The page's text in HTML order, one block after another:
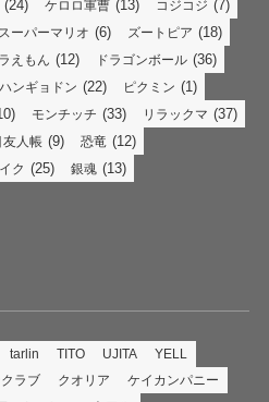
(24) ケロロ軍曹 (13) コジコジ (7)
スーパーマリオ (6) ズートピア (18)
えもん (12) ドラゴンボール (36)
ハンギョドン (22) ピクミン (1)
モンチッチ (33) リラックマ (37)
友人帳 (9) 恐竜 (12)
ク (25) 銀魂 (13)
tarlin TITO UJITA
YELL
ラブ クオリア
ケイカンパニー